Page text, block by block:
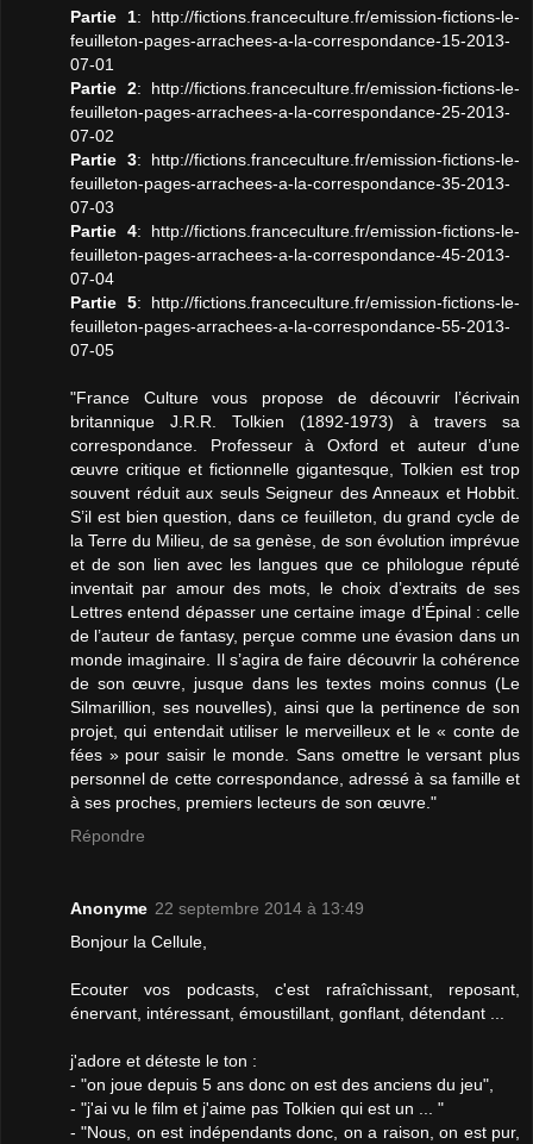
Partie 1: http://fictions.franceculture.fr/emission-fictions-le-
feuilleton-pages-arrachees-a-la-correspondance-15-2013-
07-01
Partie 2: http://fictions.franceculture.fr/emission-fictions-le-
feuilleton-pages-arrachees-a-la-correspondance-25-2013-
07-02
Partie 3: http://fictions.franceculture.fr/emission-fictions-le-
feuilleton-pages-arrachees-a-la-correspondance-35-2013-
07-03
Partie 4: http://fictions.franceculture.fr/emission-fictions-le-
feuilleton-pages-arrachees-a-la-correspondance-45-2013-
07-04
Partie 5: http://fictions.franceculture.fr/emission-fictions-le-
feuilleton-pages-arrachees-a-la-correspondance-55-2013-
07-05
"France Culture vous propose de découvrir l’écrivain
britannique J.R.R. Tolkien (1892-1973) à travers sa
correspondance. Professeur à Oxford et auteur d’une
œuvre critique et fictionnelle gigantesque, Tolkien est trop
souvent réduit aux seuls Seigneur des Anneaux et Hobbit.
S’il est bien question, dans ce feuilleton, du grand cycle de
la Terre du Milieu, de sa genèse, de son évolution imprévue
et de son lien avec les langues que ce philologue réputé
inventait par amour des mots, le choix d’extraits de ses
Lettres entend dépasser une certaine image d’Épinal : celle
de l’auteur de fantasy, perçue comme une évasion dans un
monde imaginaire. Il s’agira de faire découvrir la cohérence
de son œuvre, jusque dans les textes moins connus (Le
Silmarillion, ses nouvelles), ainsi que la pertinence de son
projet, qui entendait utiliser le merveilleux et le « conte de
fées » pour saisir le monde. Sans omettre le versant plus
personnel de cette correspondance, adressé à sa famille et
à ses proches, premiers lecteurs de son œuvre."
Répondre
Anonyme 22 septembre 2014 à 13:49
Bonjour la Cellule,
Ecouter vos podcasts, c'est rafraîchissant, reposant,
énervant, intéressant, émoustillant, gonflant, détendant ...
j'adore et déteste le ton :
- "on joue depuis 5 ans donc on est des anciens du jeu",
- "j'ai vu le film et j'aime pas Tolkien qui est un ... "
- "Nous, on est indépendants donc, on a raison, on est pur,